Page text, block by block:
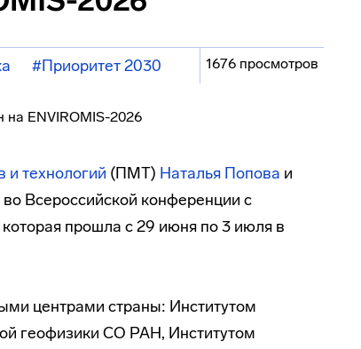
#Приоритет 2030 1676 просмотров
и технологий (ПМТ) Наталья Попова и
Всероссийской конференции с
прошла с 29 июня по 3 июля в
центрами страны: Институтом
геофизики СО РАН, Институтом